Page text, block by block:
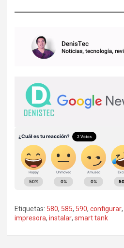
Etiquetas: 580, 585, 590, configurar,
impresora, instalar, smart tank